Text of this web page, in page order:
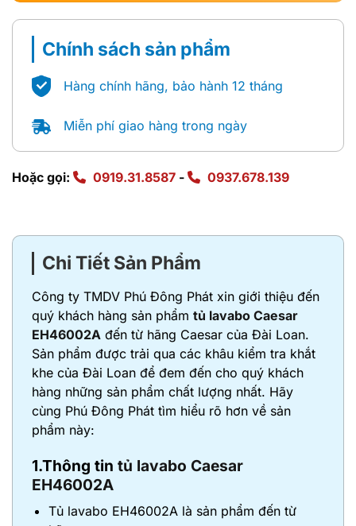
Chính sách sản phẩm
Hàng chính hãng, bảo hành 12 tháng
Miễn phí giao hàng trong ngày
Hoặc gọi: 0919.31.8587 - 0937.678.139
Chi Tiết Sản Phẩm
Công ty TMDV Phú Đông Phát xin giới thiệu đến
quý khách hàng sản phẩm tủ lavabo Caesar
EH46002A đến từ hãng Caesar của Đài Loan.
Sản phẩm được trải qua các khâu kiểm tra khắt
khe của Đài Loan để đem đến cho quý khách
hàng những sản phẩm chất lượng nhất. Hãy
cùng Phú Đông Phát tìm hiểu rõ hơn về sản
phẩm này:
1.Thông tin tủ lavabo Caesar
EH46002A
Tủ lavabo EH46002A là sản phẩm đến từ